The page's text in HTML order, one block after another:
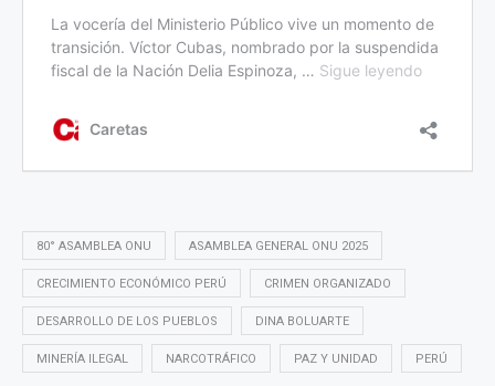
80° ASAMBLEA ONU ASAMBLEA GENERAL ONU 2025
CRECIMIENTO ECONÓMICO PERÚ CRIMEN ORGANIZADO
DESARROLLO DE LOS PUEBLOS DINA BOLUARTE
MINERÍA ILEGAL NARCOTRÁFICO PAZ Y UNIDAD PERÚ